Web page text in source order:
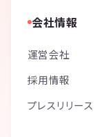
会社情報
運営会社
採用情報
プレスリリース